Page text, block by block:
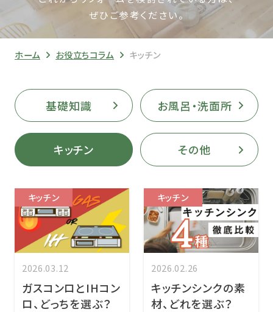
ぜひご参考ください。
ホーム お役立ちコラム キッチン
基礎知識 お風呂・洗面所
キッチン その他
2026.03.12
キッチン
ガスコンロとIHコン
ロ、どっちを選ぶ？
2026.02.26
キッチン
キッチンシンクの素
材、どれを選ぶ？